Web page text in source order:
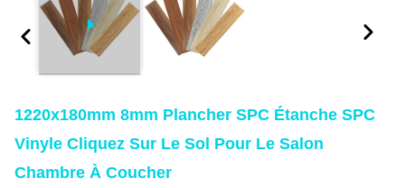
1220x180mm 8mm Plancher SPC Étanche SPC
Vinyle Cliquez Sur Le Sol Pour Le Salon
Chambre À Coucher